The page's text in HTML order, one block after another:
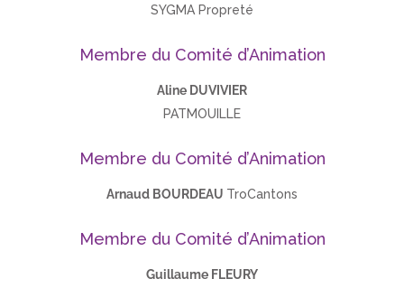
SYGMA Propreté
Membre du Comité d’Animation
Aline DUVIVIER
PATMOUILLE
Membre du Comité d’Animation
Arnaud BOURDEAU TroCantons
Membre du Comité d’Animation
Guillaume FLEURY